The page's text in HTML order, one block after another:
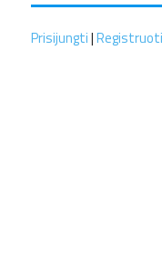
Prisijungti|